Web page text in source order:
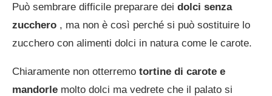
Può sembrare difficile preparare dei dolci senza
zucchero , ma non è così perché si può sostituire lo
zucchero con alimenti dolci in natura come le carote.
Chiaramente non otterremo tortine di carote e
mandorle molto dolci ma vedrete che il palato si